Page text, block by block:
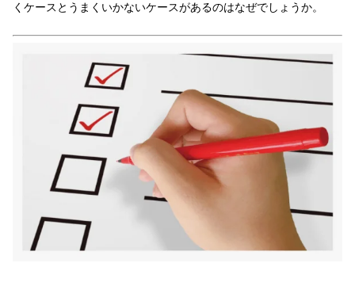
くケースとうまくいかないケースがあるのはなぜでしょうか。